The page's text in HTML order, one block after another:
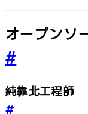
オープンソ
#
純靠北工程師
#